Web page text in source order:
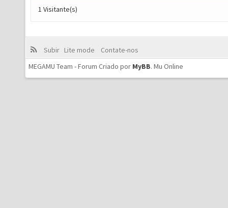
1 Visitante(s)
Subir Lite mode
Contate-nos
MEGAMU Team - Forum Criado por MyBB. Mu Online